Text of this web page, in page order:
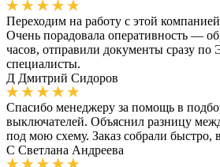
Переходим на работу с этой
Очень порадовала оперативность —
часов, отправили документы сразу
специалисты.
Д Дмитрий Сидоров
Спасибо менеджеру за помощь в
выключателей. Объяснил разницу
под мою схему. Заказ собрали быстро,
С Светлана Андреева